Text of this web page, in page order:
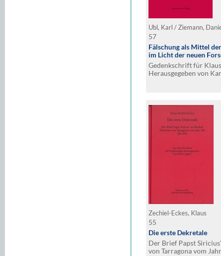
Ubl, Karl / Ziemann,
57
Fälschung als Mittel
im Licht der neuen
Gedenkschrift für
Herausgegeben von
Zechiel-Eckes, Klaus
55
Die erste Dekretale
Der Brief Papst
von Tarragona vom